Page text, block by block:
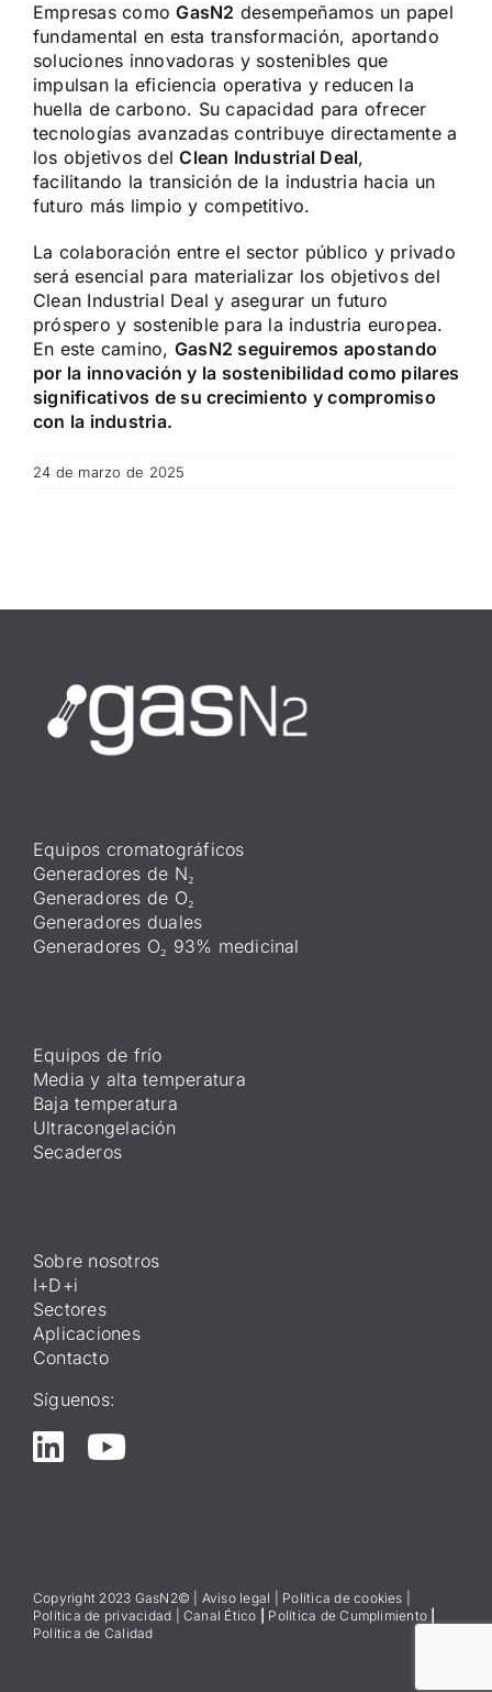
Empresas comoGasN2 desempeñamos un papel
fundamental en esta transformación, aportando
soluciones innovadoras y sostenibles que
impulsan la eficiencia operativa y reducen la
huella de carbono. Su capacidad para ofrecer
tecnologías avanzadas contribuye directamente a
los objetivos delClean Industrial Deal,
facilitando la transición de la industria hacia un
futuro más limpio y competitivo.
La colaboración entre el sector público y privado
será esencial para materializar los objetivos del
Clean Industrial Deal y asegurar un futuro
próspero y sostenible para la industria europea.
En este camino, GasN2 seguiremos apostando
por la innovación y la sostenibilidad como pilares
significativos de su crecimiento y compromiso
con la industria.
24 de marzo de 2025
Equipos cromatográficos
Generadores de N₂
Generadores de O₂
Generadores duales
Generadores O₂ 93% medicinal
Equipos de frío
Media y alta temperatura
Baja temperatura
Ultracongelación
Secaderos
Sobre nosotros
I+D+i
Sectores
Aplicaciones
Contacto
Síguenos:
Copyright 2023 GasN2© | Aviso legal Política de cookies
Política de privacidad
Canal Ético Política de Cumplimiento
Política de Calidad